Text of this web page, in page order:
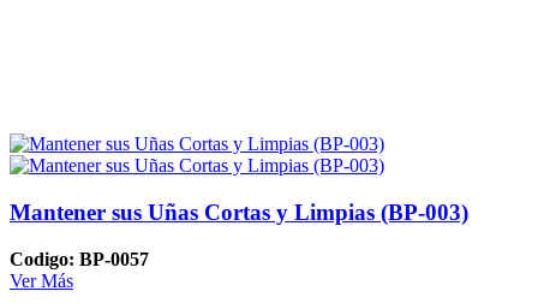
Mantener sus Uñas Cortas y Limpias (BP-003)
Codigo: BP-0057
Ver Más